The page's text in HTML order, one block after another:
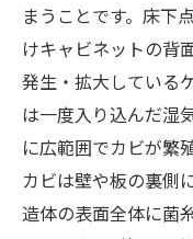
まうことです。床下
けキャビネットの背
発生・拡大している
は一度入り込んだ湿
に広範囲でカビが繁
カビは壁や板の裏側
造体の表面全体に菌